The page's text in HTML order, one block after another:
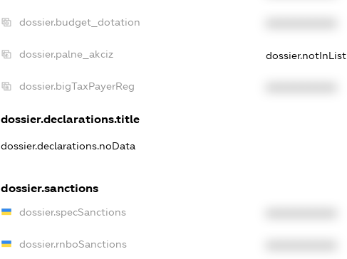
dossier.budget_dotation
dossier.palne_akciz dossier.notInList
dossier.bigTaxPayerReg
dossier.declarations.title
dossier.declarations.noData
dossier.sanctions
dossier.specSanctions
dossier.rnboSanctions